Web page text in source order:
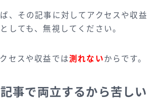
、その記事に対してアクセスや収益
しても、無視してください。
セスや収益では測れないからです。
事で両立するから苦しい